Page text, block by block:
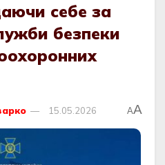
себе за
безпеки
15.05.2026 AA